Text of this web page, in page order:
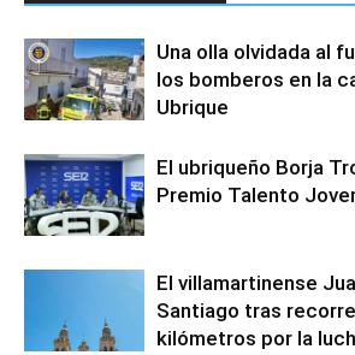
Una olla olvidada al
los bomberos en la
Ubrique
El ubriqueño Borja
Premio Talento
El villamartinense
Santiago tras
kilómetros por la